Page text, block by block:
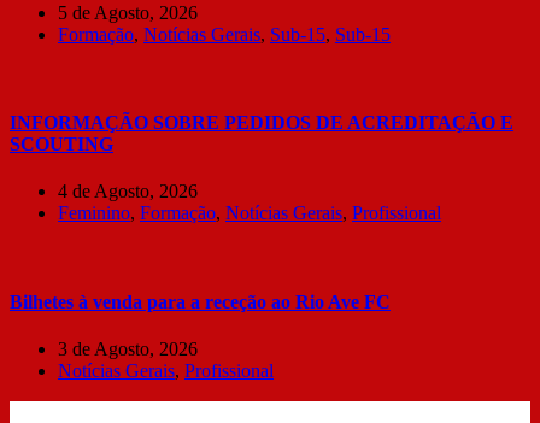
5 de Agosto, 2026
Formação, Notícias Gerais, Sub-15, Sub-15
INFORMAÇÃO SOBRE PEDIDOS DE ACREDITAÇÃO E
SCOUTING
4 de Agosto, 2026
Feminino, Formação, Notícias Gerais, Profissional
Bilhetes à venda para a receção ao Rio Ave FC
3 de Agosto, 2026
Notícias Gerais, Profissional